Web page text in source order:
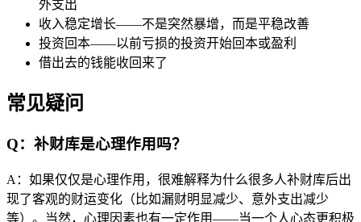
外支出
收入稳定增长——不是突然暴增，而是平稳改善
投资回本——以前亏损的投资开始回本或盈利
借出去的钱能收回来了
常见疑问
Q：补财库是心理作用吗？
A：如果仅仅是心理作用，很难解释为什么很多人补财库后出
现了客观的财运变化（比如漏财明显减少、意外支出减少
等）。当然，心理因素也有一定作用——当一个人心态更积极